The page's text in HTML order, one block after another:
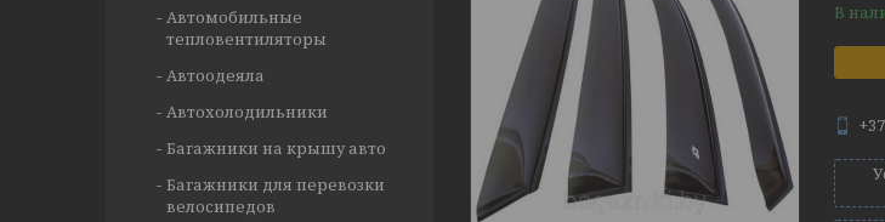
В
Автомобильные
тепловентиляторы
Автоодеяла
Автохолодильники
Багажники на крышу авто
Багажники для перевозки
велосипедов